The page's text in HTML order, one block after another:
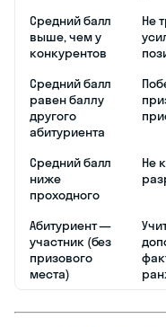
Средний балл
выше, чем у
конкурентов
Не
Средний балл
равен баллу
другого
абитуриента
Средний балл
ниже
проходного
Не
Абитуриент —
участник (без
призового
места)